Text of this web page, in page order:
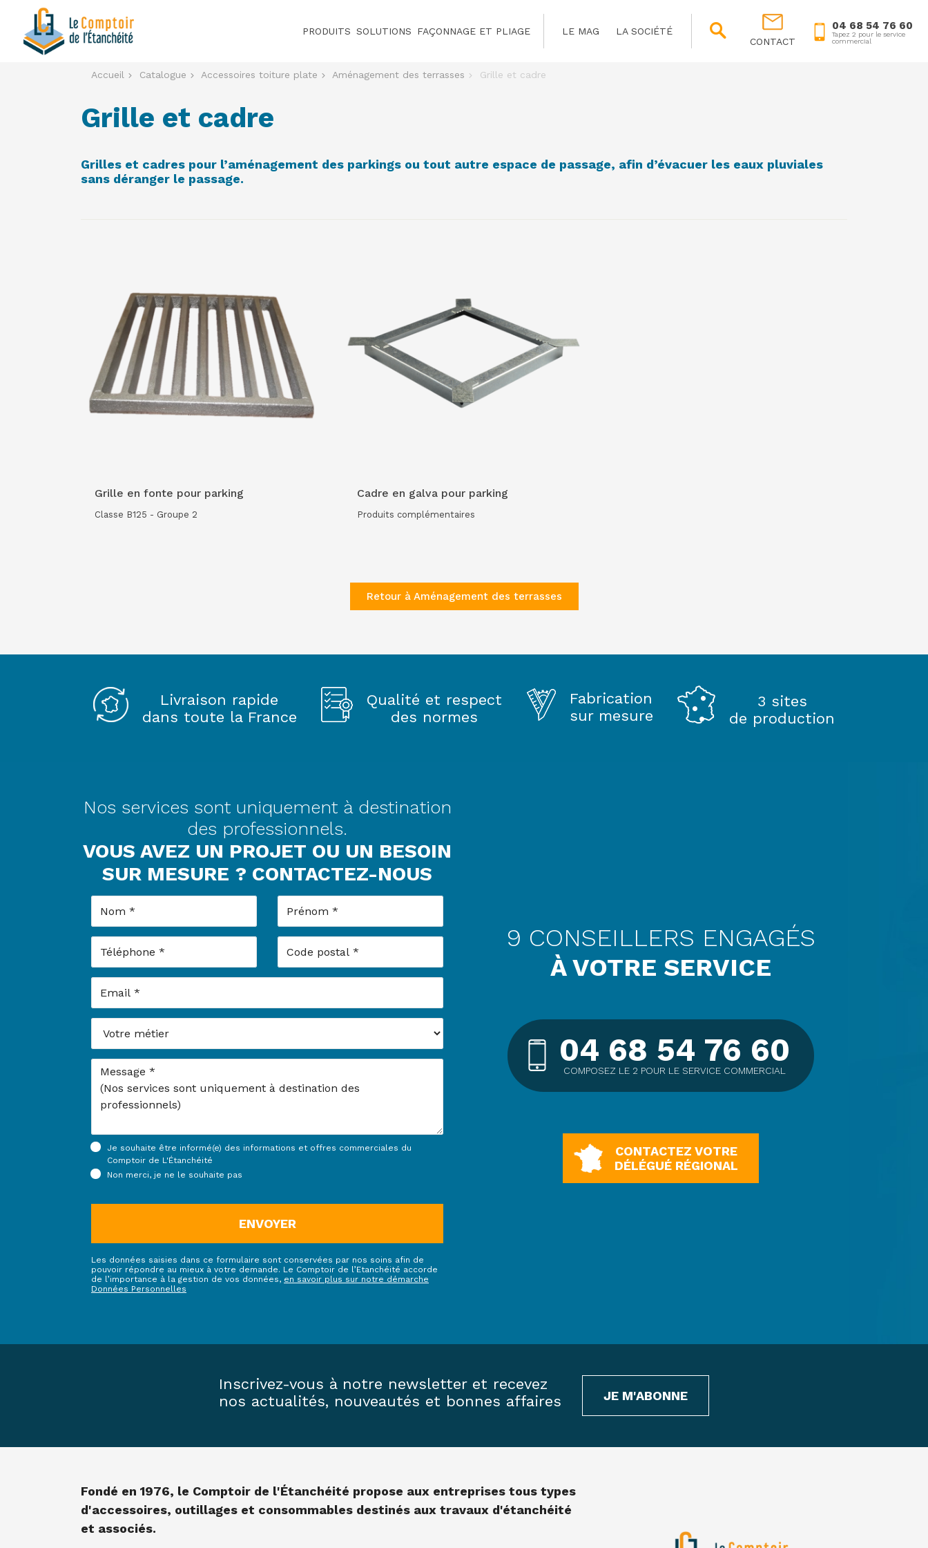
contenu
principal
PRODUITS SOLUTIONS FAÇONNAGE ET PLIAGE LE MAG
LA SOCIÉTÉ
CONTACT
04 68 54 76 60
Tapez 2 pour le service
commercial
Accueil Catalogue Accessoires toiture plate Aménagement des terrasses Grille et cadre
Grille et cadre
Grilles et cadres pour l’aménagement des parkings ou tout autre espace de passage, afin d’évacuer les eaux pluviales
sans déranger le passage.
VOIR LE PRODUIT
Grille en fonte pour parking
Classe B125 - Groupe 2
Cadre en galva pour parking
Produits complémentaires
Retour à Aménagement des terrasses
Livraison rapide
dans toute la France
Qualité et respect
des normes
Fabrication
sur mesure
3 sites
de production
Nos services sont uniquement à destination
des professionnels.
VOUS AVEZ UN PROJET OU UN BESOIN
SUR MESURE ? CONTACTEZ-NOUS
Message
Je souhaite être informé(e) des informations et offres commerciales du
Comptoir de L'Étanchéité
Non merci, je ne le souhaite pas
ENVOYER
Les données saisies dans ce formulaire sont conservées par nos soins afin de
pouvoir répondre au mieux à votre demande. Le Comptoir de l’Etanchéité accorde
de l’importance à la gestion de vos données, en savoir plus sur notre démarche
Données Personnelles
9 CONSEILLERS ENGAGÉS
À VOTRE SERVICE
04 68 54 76 60
COMPOSEZ LE 2 POUR LE SERVICE COMMERCIAL
CONTACTEZ VOTRE
DÉLÉGUÉ RÉGIONAL
Inscrivez-vous à notre newsletter et recevez
nos actualités, nouveautés et bonnes affaires
JE M'ABONNE
Fondé en 1976, le Comptoir de l'Étanchéité propose aux entreprises tous types
d'accessoires, outillages et consommables destinés aux travaux d'étanchéité
et associés.